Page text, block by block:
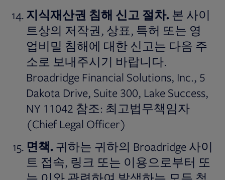
지식재산권 침해 신고절차. 본 사이
트상의 저작권, 상표, 특허 또는 영
업비밀 침해에 대한 신고는 다음 주
소로 보내주시기 바랍니다.
Broadridge Financial Solutions, Inc., 5
Dakota Drive, Suite 300, Lake Success,
NY 11042 참조: 최고법무책임자
(Chief Legal Officer)
면책. 귀하는 귀하의 Broadridge 사이
트 접속, 링크 또는 이용으로부터 또